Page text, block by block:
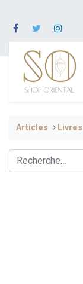
Articles ​​Livres